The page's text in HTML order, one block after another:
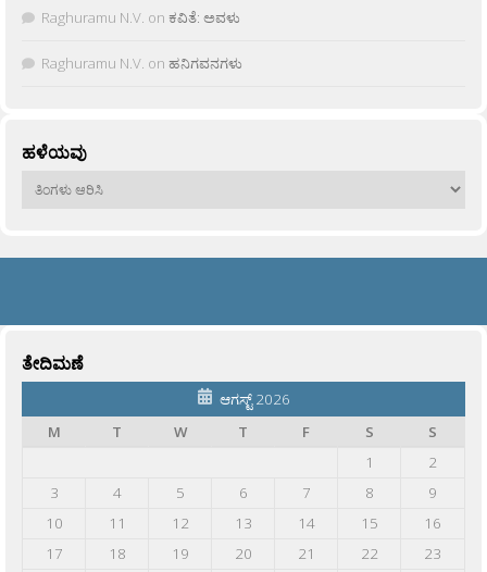
Raghuramu N.V. on ಕವಿತೆ: ಅವಳು
Raghuramu N.V. on ಹನಿಗವನಗಳು
ಹಳೆಯವು
ಹಳೆಯವು
ತೇದಿಮಣೆ
ಆಗಸ್ಟ್ 2026
M
T W T F S
S
1
2
3
4 5 6 7 8
9
10
11 12 13 14 15
16
17
18 19 20 21 22
23